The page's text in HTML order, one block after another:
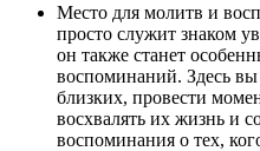
Место для молитв и
просто служит знаком
он также станет
воспоминаний. Здесь
близких, провести
восхвалять их жизнь и
воспоминания о тех,